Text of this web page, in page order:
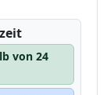
von 24